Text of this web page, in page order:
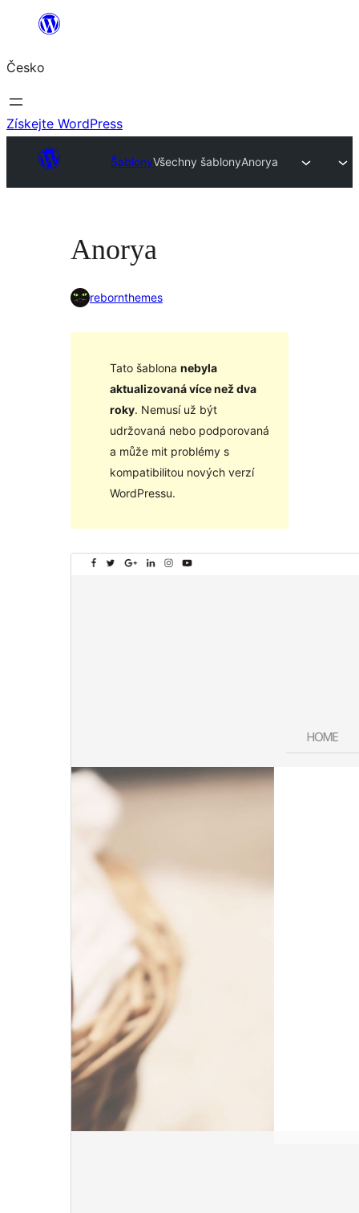
Přeskočit
obsah
Česko
Získejte WordPress
ŠablonyVšechny šablonyAnorya
Anorya
rebornthemes
Tato šablona nebyla
aktualizovaná více než dva
roky. Nemusí už být
udržovaná nebo podporovaná
a může mit problémy s
kompatibilitou nových verzí
WordPressu.